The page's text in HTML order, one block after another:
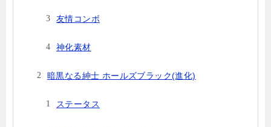
友情コンボ
神化素材
暗黒なる紳士 ホールズブラック(進化)
ステータス